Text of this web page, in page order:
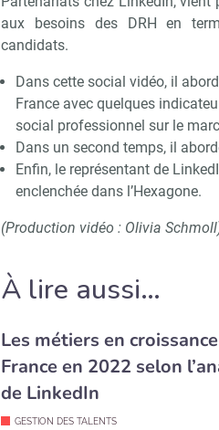
aux besoins des DRH en
candidats.
Dans cette social vidéo, il
France avec quelques
social professionnel sur le
Dans un second temps, il
Enfin, le représentant de
enclenchée dans l’Hexagone.
(Production vidéo : Olivia
À lire aussi…
Les métiers en
France en 2022 selon
de LinkedIn
GESTION DES TALENTS